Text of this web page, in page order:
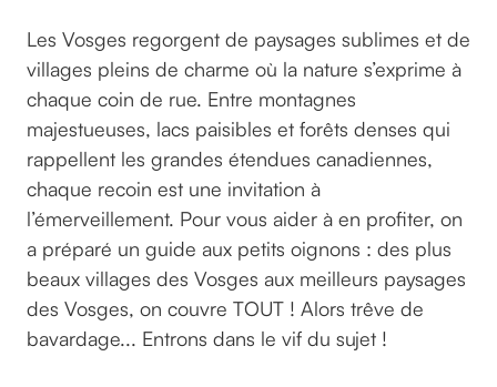
Les Vosges regorgent de paysages sublimes et de
villages pleins de charme où la nature s’exprime à
chaque coin de rue. Entre montagnes
majestueuses, lacs paisibles et forêts denses qui
rappellent les grandes étendues canadiennes,
chaque recoin est une invitation à
l’émerveillement. Pour vous aider à en profiter, on
a préparé un guide aux petits oignons : des plus
beaux villages des Vosges aux meilleurs paysages
des Vosges, on couvre TOUT ! Alors trêve de
bavardage... Entrons dans le vif du sujet !